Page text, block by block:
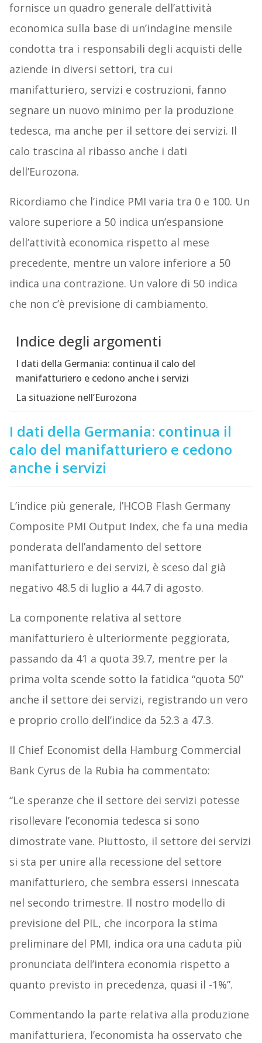
fornisce un quadro generale dell’attività
economica sulla base di un’indagine mensile
condotta tra i responsabili degli acquisti delle
aziende in diversi settori, tra cui
manifatturiero, servizi e costruzioni, fanno
segnare un nuovo minimo per la produzione
tedesca, ma anche per il settore dei servizi. Il
calo trascina al ribasso anche i dati
dell’Eurozona.
Ricordiamo che l’indice PMI varia tra 0 e 100. Un
valore superiore a 50 indica un’espansione
dell’attività economica rispetto al mese
precedente, mentre un valore inferiore a 50
indica una contrazione. Un valore di 50 indica
che non c’è previsione di cambiamento.
Indice degli argomenti
I dati della Germania: continua il calo del
manifatturiero e cedono anche i servizi
La situazione nell’Eurozona
I dati della Germania: continua il
calo del manifatturiero e cedono
anche i servizi
L’indice più generale, l’HCOB Flash Germany
Composite PMI Output Index, che fa una media
ponderata dell’andamento del settore
manifatturiero e dei servizi, è sceso dal già
negativo 48.5 di luglio a 44.7 di agosto.
La componente relativa al settore
manifatturiero è ulteriormente peggiorata,
passando da 41 a quota 39.7, mentre per la
prima volta scende sotto la fatidica “quota 50”
anche il settore dei servizi, registrando un vero
e proprio crollo dell’indice da 52.3 a 47.3.
Il Chief Economist della Hamburg Commercial
Bank Cyrus de la Rubia ha commentato:
“Le speranze che il settore dei servizi potesse
risollevare l’economia tedesca si sono
dimostrate vane. Piuttosto, il settore dei servizi
si sta per unire alla recessione del settore
manifatturiero, che sembra essersi innescata
nel secondo trimestre. Il nostro modello di
previsione del PIL, che incorpora la stima
preliminare del PMI, indica ora una caduta più
pronunciata dell’intera economia rispetto a
quanto previsto in precedenza, quasi il -1%”.
Commentando la parte relativa alla produzione
manifatturiera, l’economista ha osservato che